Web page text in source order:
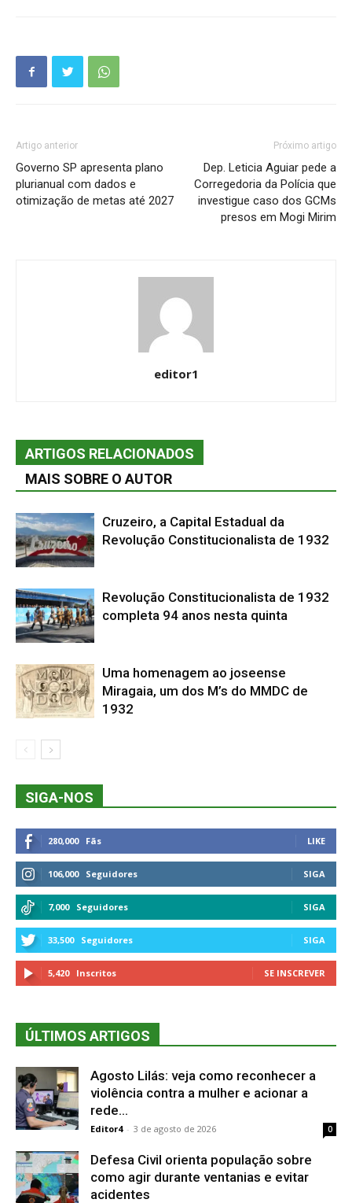
Artigo anterior
Governo SP apresenta plano
plurianual com dados e
otimização de metas até 2027
Próximo artigo
Dep. Leticia Aguiar pede a
Corregedoria da Polícia que
investigue caso dos GCMs
presos em Mogi Mirim
editor1
ARTIGOS RELACIONADOS
MAIS SOBRE O AUTOR
Cruzeiro, a Capital Estadual da
Revolução Constitucionalista de 1932
Revolução Constitucionalista de 1932
completa 94 anos nesta quinta
Uma homenagem ao joseense
Miragaia, um dos M’s do MMDC de
1932
SIGA-NOS
280,000 Fãs LIKE
106,000 Seguidores SIGA
7,000 Seguidores SIGA
33,500 Seguidores SIGA
5,420 Inscritos SE INSCREVER
ÚLTIMOS ARTIGOS
Agosto Lilás: veja como reconhecer a
violência contra a mulher e acionar a
rede...
Editor4 - 3 de agosto de 2026 0
Defesa Civil orienta população sobre
como agir durante ventanias e evitar
acidentes